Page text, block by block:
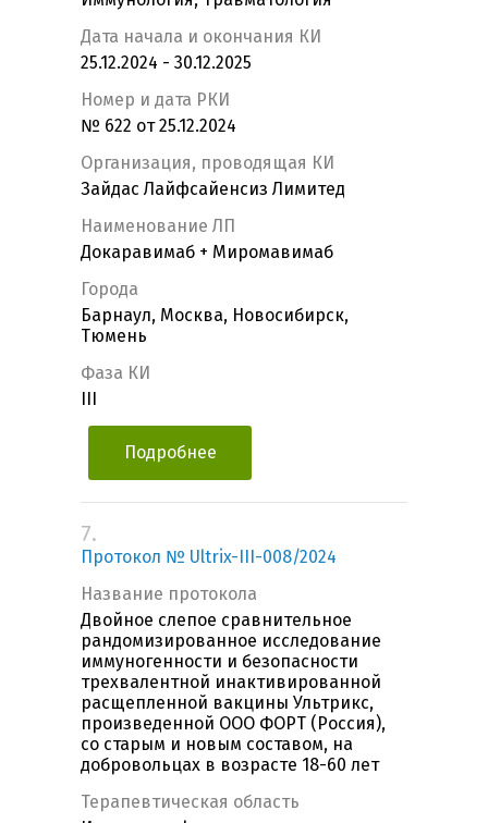
Дата начала и окончания КИ
25.12.2024 - 30.12.2025
Номер и дата РКИ
№ 622 от 25.12.2024
Организация, проводящая КИ
Зайдас Лайфсайенсиз Лимитед
Наименование ЛП
Докаравимаб + Миромавимаб
Города
Барнаул, Москва, Новосибирск,
Тюмень
Фаза КИ
Подробнее
7.
Протокол № Ultrix-III-008/2024
Название протокола
Двойное слепое сравнительное
рандомизированное исследование
иммуногенности и безопасности
трехвалентной инактивированной
расщепленной вакцины Ультрикс,
произведенной ООО ФОРТ (Россия),
со старым и новым составом, на
добровольцах в возрасте 18-60 лет
Терапевтическая область